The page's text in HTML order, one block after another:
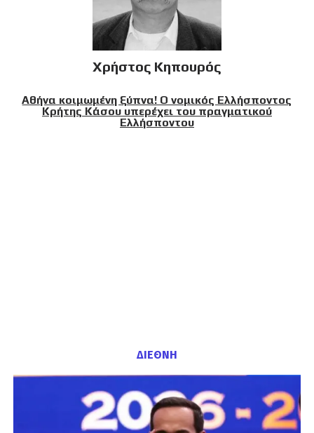
Χρήστος Κηπουρός
Αθήνα κοιμωμένη ξύπνα! Ο νομικός Ελλήσποντος
Κρήτης Κάσου υπερέχει του πραγματικού
Ελλήσποντου
ΔΙΕΘΝΗ